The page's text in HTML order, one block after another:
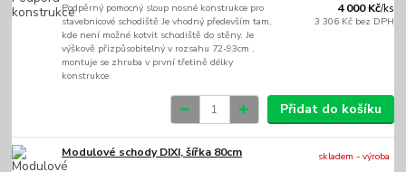
Podpěrný pomocný sloup nosné konstrukce pro
stavebnicové schodiště Je vhodný především tam,
kde není možné kotvit schodiště do stěny. Je
výškově přizpůsobitelný v rozsahu 72-93cm ,
montuje se zhruba v první třetině délky
konstrukce.
4 000 Kč/ks
3 306 Kč bez DPH
Přidat do košíku
Modulové schody DIXI, šířka 80cm skladem - výroba